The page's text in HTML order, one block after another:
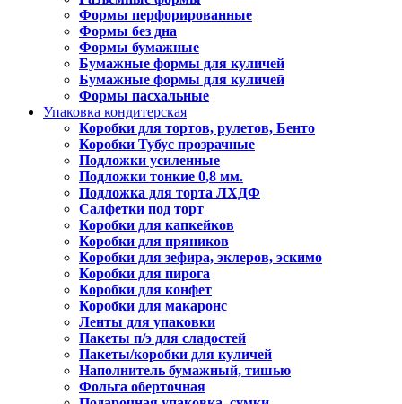
Формы перфорированные
Формы без дна
Формы бумажные
Бумажные формы для куличей
Бумажные формы для куличей
Формы пасхальные
Упаковка кондитерская
Коробки для тортов, рулетов, Бенто
Коробки Тубус прозрачные
Подложки усиленные
Подложки тонкие 0,8 мм.
Подложка для торта ЛХДФ
Салфетки под торт
Коробки для капкейков
Коробки для пряников
Коробки для зефира, эклеров, эскимо
Коробки для пирога
Коробки для конфет
Коробки для макаронс
Ленты для упаковки
Пакеты п/э для сладостей
Пакеты/коробки для куличей
Наполнитель бумажный, тишью
Фольга оберточная